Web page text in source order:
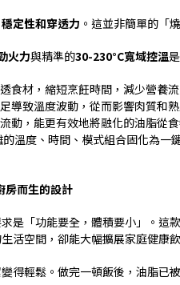
定性和穿透力 。這並非簡單的「
火力與精準的30-230°C寬域控溫
食材，縮短烹飪時間，減少營養流
導致溫度波動，從而影響肉質和
動，能更有效地將融化的油脂從
的溫度、時間、模式組合固化為
房而生的設計
是「功能要全，體積要小」。這
活空間，卻能大幅擴展家庭健康
得輕鬆。做完一頓飯後，油脂已